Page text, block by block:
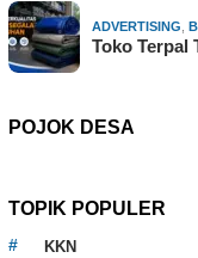
ADVERTISING
Toko Terpal
POJOK DESA
TOPIK POPULER
KKN